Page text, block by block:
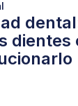
dientes